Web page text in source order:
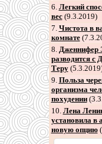
6. Легкий
вес(9.3.2019)
7. Чистота в
комнате
8. Дженнифер
разводится с
Теру
9. Польза
организма
похудении
10. Лена
установила в
новую опцию